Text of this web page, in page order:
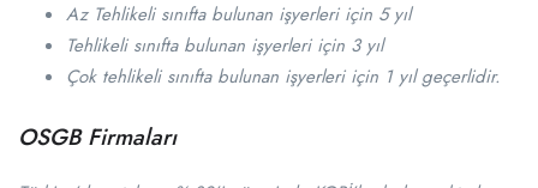
Az Tehlikeli sınıfta bulunan işyerleri için 5 yıl
Tehlikeli sınıfta bulunan işyerleri için 3 yıl
Çok tehlikeli sınıfta bulunan işyerleri için 1 yıl geçerlidir.
OSGB Firmaları